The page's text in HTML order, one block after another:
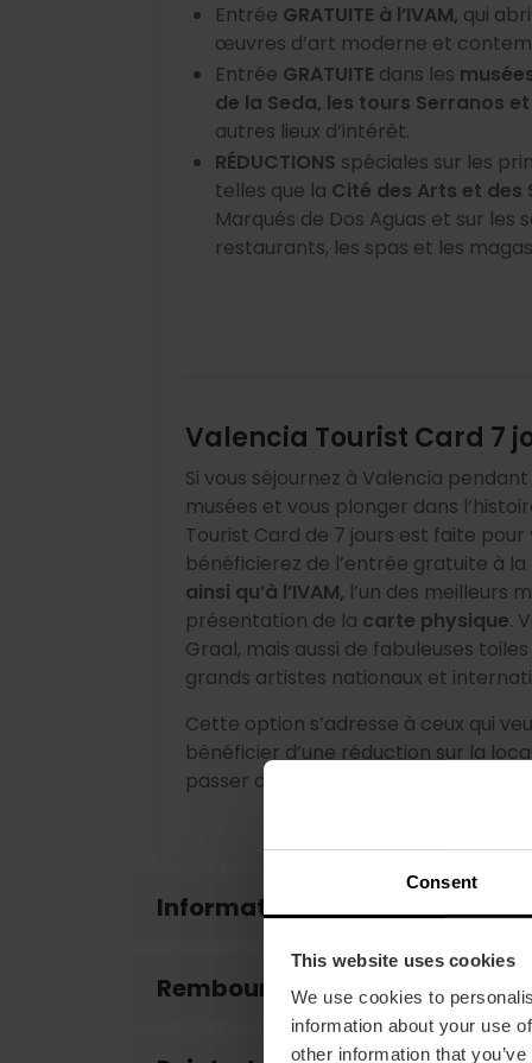
Consent
This website uses cookies
We use cookies to
information about your use
other information that
Entrée GRATUITE à l’IVAM, qui
œuvres d’art moderne et
Entrée GRATUITE dans les
de la Seda, les tours Serranos
autres lieux d’intérêt.
RÉDUCTIONS spéciales sur les
telles que la Cité des Arts et des
Marqués de Dos Aguas et sur les
restaurants, les spas et les
Valencia Tourist Card 7
Si vous séjournez à Valencia
musées et vous plonger dans
Tourist Card de 7 jours est faite
bénéficierez de l’entrée gratuite à la
ainsi qu’à l’IVAM, l’un des meilleurs
présentation de la carte physique.
Graal, mais aussi de fabuleuses
grands artistes nationaux et
Cette option s’adresse à ceux qui
bénéficier d’une réduction sur la
passer d’une visite à l’autre.
Informations d'intérêt
Remboursements